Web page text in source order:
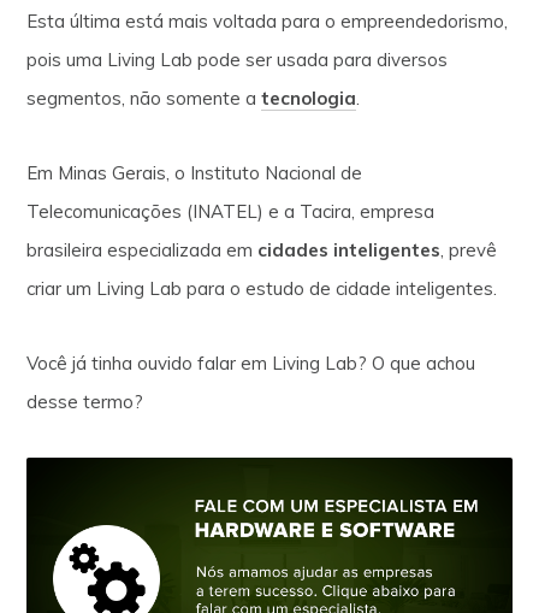
Esta última está mais voltada para o empreendedorismo,
pois uma Living Lab pode ser usada para diversos
segmentos, não somente atecnologia.
Em Minas Gerais, o Instituto Nacional de
Telecomunicações (INATEL) e a Tacira, empresa
brasileira especializada em cidades inteligentes, prevê
criar um Living Lab para o estudo de cidade inteligentes.
Você já tinha ouvido falar em Living Lab? O que achou
desse termo?